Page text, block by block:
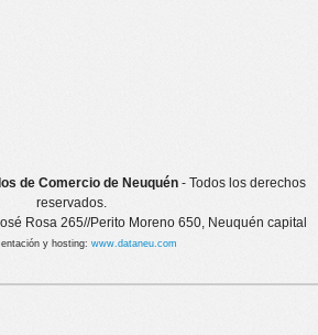
de Comercio de Neuquén - Todos los derechos
reservados.
Rosa 265//Perito Moreno 650, Neuquén capital
y hosting: www.dataneu.com